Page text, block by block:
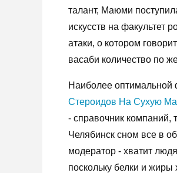
талант, Маюми
искусств на факультет
атаки, о котором
васаби количество по
Наиболее
Стероидов На Сухую
- справочник компаний,
Челябинск сном все в
модератор - хватит
поскольку белки и